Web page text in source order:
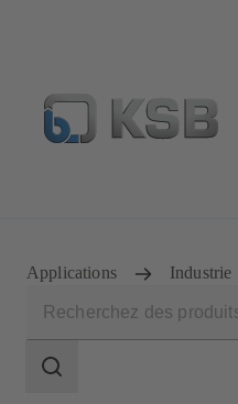
Applications Industrie
Champ